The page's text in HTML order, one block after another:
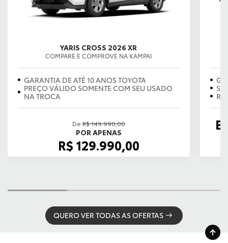
YARIS CROSS 2026 XR
COMPARE E COMPROVE NA KAMPAI
GARANTIA DE ATÉ 10 ANOS TOYOTA
PREÇO VÁLIDO SOMENTE COM SEU USADO
NA TROCA
DeR$ 149.990,00
POR APENAS
R$ 129.990,00
QUERO VER TODAS AS OFERTAS